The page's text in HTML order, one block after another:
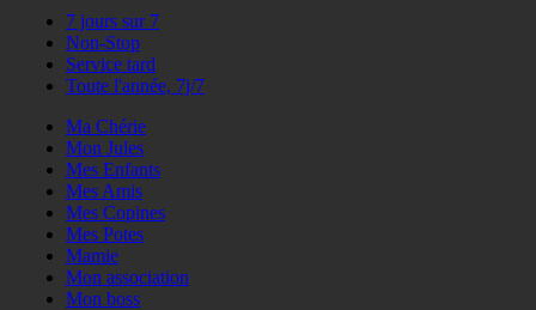
7 jours sur 7
Non-Stop
Service tard
Toute l'année, 7j/7
Ma Chérie
Mon Jules
Mes Enfants
Mes Amis
Mes Copines
Mes Potes
Mamie
Mon association
Mon boss